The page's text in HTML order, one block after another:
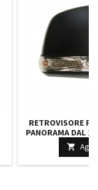
RETROVISORE
PANORAMA DAL
ELETTRICO
SP.CROM.
